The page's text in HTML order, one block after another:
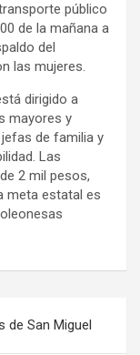
público
de la mañana a
del
las mujeres.
dirigido a
mayores y
de familia y
Las
2 mil pesos,
meta estatal es
de San Miguel